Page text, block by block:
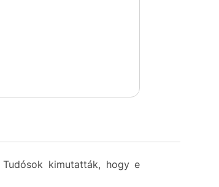
kimutatták, hogy e